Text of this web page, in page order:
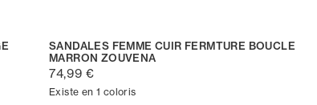
SANDALES FEMME CUIR FERMTURE BOUCLE
MARRON ZOUVENA
74,99 €
Existe en 1 coloris